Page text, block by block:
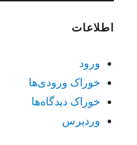
اطلاعات
ورود
خوراک ورودی‌ها
خوراک دیدگاه‌ها
وردپرس